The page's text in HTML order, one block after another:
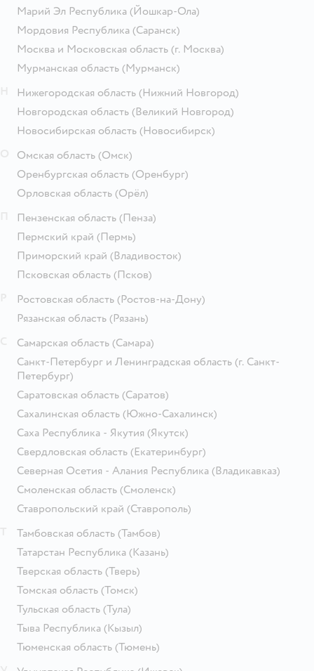
Марий Эл Республика (Йошкар-Ола)
Мордовия Республика (Саранск)
Москва и Московская область (г. Москва)
Мурманская область (Мурманск)
Нижегородская область (Нижний Новгород)
Новгородская область (Великий Новгород)
Новосибирская область (Новосибирск)
Омская область (Омск)
Оренбургская область (Оренбург)
Орловская область (Орёл)
Пензенская область (Пенза)
Пермский край (Пермь)
Приморский край (Владивосток)
Псковская область (Псков)
Ростовская область (Ростов-на-Дону)
Рязанская область (Рязань)
Самарская область (Самара)
Санкт-Петербург и Ленинградская область (г. Санкт-
Петербург)
Саратовская область (Саратов)
Сахалинская область (Южно-Сахалинск)
Саха Республика - Якутия (Якутск)
Свердловская область (Екатеринбург)
Северная Осетия - Алания Республика (Владикавказ)
Смоленская область (Смоленск)
Ставропольский край (Ставрополь)
Тамбовская область (Тамбов)
Татарстан Республика (Казань)
Тверская область (Тверь)
Томская область (Томск)
Тульская область (Тула)
Тыва Республика (Кызыл)
Тюменская область (Тюмень)